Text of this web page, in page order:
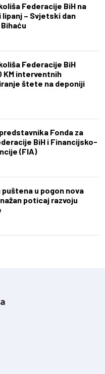
Federacije BiH na
– Svjetski dan
Federacije BiH
KM interventnih
štete na deponiji
Fonda za
BiH i Financijsko-
(FIA)
puštena u pogon nova
poticaj razvoju